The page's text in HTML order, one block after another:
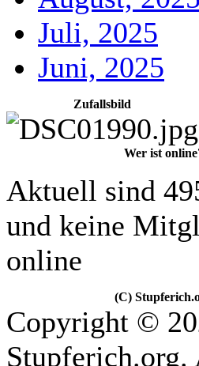
Juli, 2025
Juni, 2025
Zufallsbild
Wer ist
Aktuell sind
und keine
online
(C)
Copyright ©
Stupferich.org.